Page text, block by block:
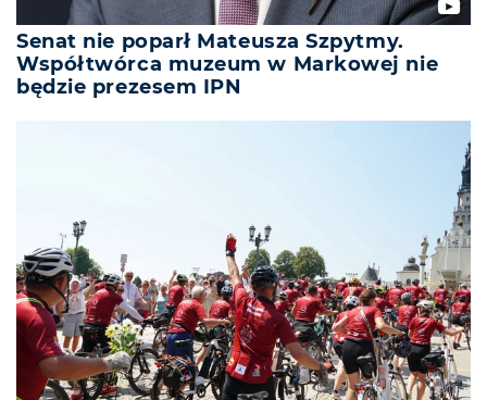
Senat nie poparł Mateusza Szpytmy.
Współtwórca muzeum w Markowej nie
będzie prezesem IPN